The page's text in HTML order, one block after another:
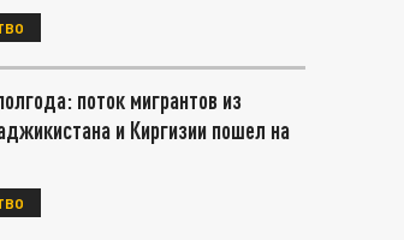
поток мигрантов из
и Киргизии пошел на